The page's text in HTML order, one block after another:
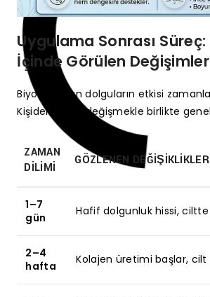
Uygulama Sonrası
İçinde Görülen Değişimler
Biyostimülan dolguların etkisi
Kişiden kişiye değişmekle birlikte
ZAMAN
DILIMI
GÖZLENEN DEĞIŞIKLIKLER
1–7
gün
Hafif dolgunluk hissi, ciltte
2–4
hafta
Kolajen üretimi başlar, cilt